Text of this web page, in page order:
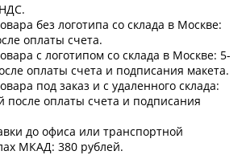
без логотипа со склада в Москве:
оплаты счета.
с логотипом со склада в Москве: 5-
оплаты счета и подписания макета.
под заказ и с удаленного склада:
после оплаты счета и подписания
до офиса или транспортной
МКАД: 380 рублей.